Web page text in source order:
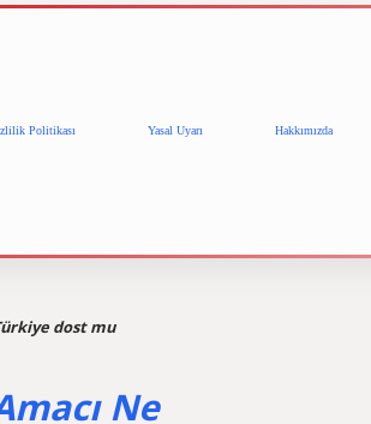
Politikası Yasal Uyarı Hakkımızda
dost mu
Ne